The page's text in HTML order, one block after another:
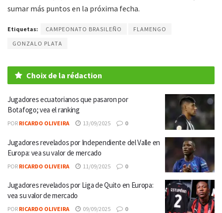
sumar más puntos en la próxima fecha.
Etiquetas: CAMPEONATO BRASILEÑO
FLAMENGO
GONZALO PLATA
Choix de la rédaction
Jugadores ecuatorianos que pasaron por
Botafogo; vea el ranking
POR RICARDO OLIVEIRA 13/09/2025 0
Jugadores revelados por Independiente del Valle en
Europa: vea su valor de mercado
POR RICARDO OLIVEIRA 11/09/2025 0
Jugadores revelados por Liga de Quito en Europa:
vea su valor de mercado
POR RICARDO OLIVEIRA 09/09/2025 0